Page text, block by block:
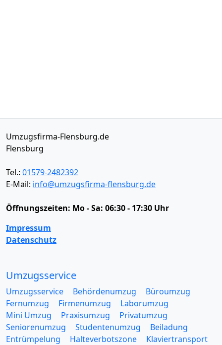
Umzugsfirma-Flensburg.de
Flensburg
Tel.: 01579-2482392
E-Mail: info@umzugsfirma-flensburg.de
Öffnungszeiten: Mo - Sa: 06:30 - 17:30 Uhr
Impressum
Datenschutz
Umzugsservice
Umzugsservice Behördenumzug
Büroumzug
Fernumzug
Firmenumzug
Laborumzug
Mini Umzug
Praxisumzug
Privatumzug
Seniorenumzug
Studentenumzug
Beiladung
Entrümpelung
Halteverbotszone
Klaviertransport